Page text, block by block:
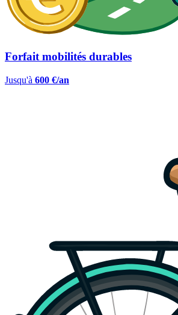
Forfait mobilités durables
Jusqu'à 600 €/an